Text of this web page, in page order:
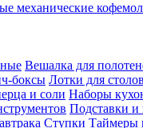
механические
Вешалка для
боксы Лотки для
и соли Наборы
Подставки и
Ступки Таймеры